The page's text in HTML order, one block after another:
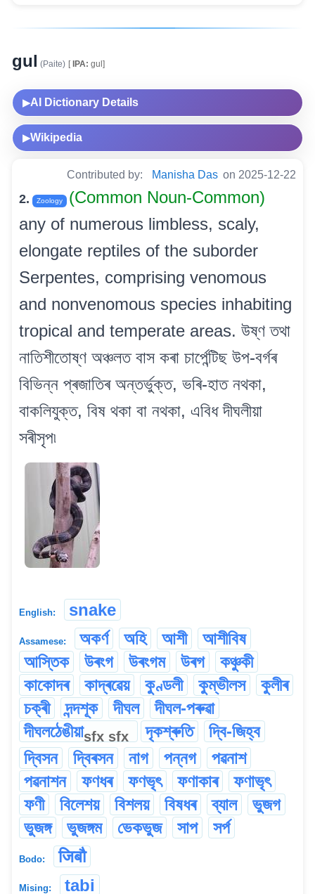
gul (Paite) [IPA: gul]
▶AI Dictionary Details
▶Wikipedia
Contributed by: Manisha Das on 2025-12-22
2. Zoology
(Common Noun-Common)
any of numerous limbless, scaly,
elongate reptiles of the suborder
Serpentes, comprising venomous
and nonvenomous species inhabiting
tropical and temperate areas. উষ্ণ তথা
নাতিশীতোষ্ণ অঞ্চলত বাস কৰা চাৰ্পেন্টিছ উপ-বৰ্গৰ
বিভিন্ন প্ৰজাতিৰ অন্তৰ্ভুক্ত, ভৰি-হাত নথকা,
বাকলিযুক্ত, বিষ থকা বা নথকা, এবিধ দীঘলীয়া
সৰীসৃপ৷
English: snake
Assamese: অকৰ্ণ অহি আশী
আশীবিষ
আস্তিক
উৰংগ উৰংগম উৰগ
কঞ্চুকী
কাকোদৰ
কাদ্ৰৱেয় কুণ্ডলী কুম্ভীলস
কুলীৰ
চক্ৰী
দন্দশূক দীঘল
দীঘল-পৰুৱা
দীঘলঠেঙীয়াsfx sfx দৃকশ্ৰুতি
দ্বি-জিহ্ব
দ্বিসন
দ্বিৰসন নাগ পন্নগ
পৱনাশ
পৱনাশন
ফণধৰ ফণভৃৎ ফণাকাৰ
ফণাভৃৎ
ফণী
বিলেশয় বিশলয় বিষধৰ ব্যাল
ভুজগ
ভুজঙ্গ
ভুজঙ্গম ভেকভুজ সাপ সৰ্প
Bodo: जिबौ
Mising: tabi